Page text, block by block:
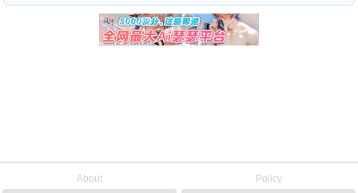
About Policy